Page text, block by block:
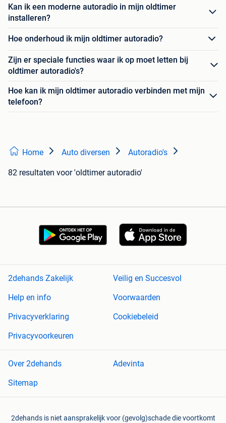
Kan ik een moderne autoradio in mijn oldtimer
installeren?
Hoe onderhoud ik mijn oldtimer autoradio?
Zijn er speciale functies waar ik op moet letten bij
oldtimer autoradio's?
Hoe kan ik mijn oldtimer autoradio verbinden met mijn
telefoon?
Home Auto diversen Autoradio's
82 resultaten voor 'oldtimer autoradio'
2dehands Zakelijk
Veilig en Succesvol
Help en info
Voorwaarden
Privacyverklaring
Cookiebeleid
Privacyvoorkeuren
Over 2dehands
Adevinta
Sitemap
2dehands is niet aansprakelijk voor (gevolg)schade die voortkomt